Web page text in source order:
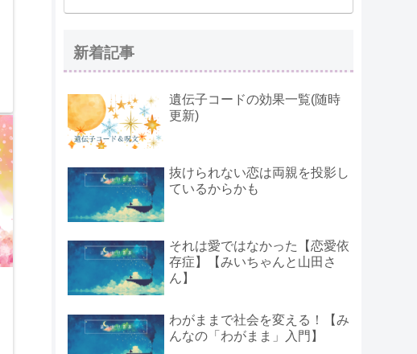
新着記事
遺伝子コードの効果一覧(随時
更新)
抜けられない恋は両親を投影し
ているからかも
それは愛ではなかった【恋愛依
存症】【みいちゃんと山田さ
ん】
わがままで社会を変える！【み
んなの「わがまま」入門】